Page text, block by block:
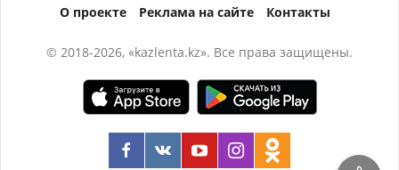
О проекте Реклама на сайте Контакты
© 2018-2026, «kazlenta.kz». Все права защищены.